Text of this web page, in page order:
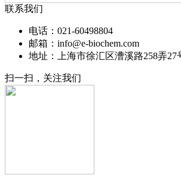
联系我们
电话：021-60498804
邮箱：info@e-biochem.com
地址：上海市徐汇区漕溪路258弄27
扫一扫，关注我们